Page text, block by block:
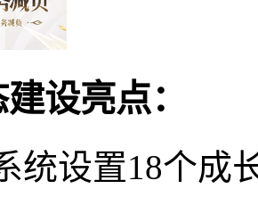
设亮点：
统设置18个成